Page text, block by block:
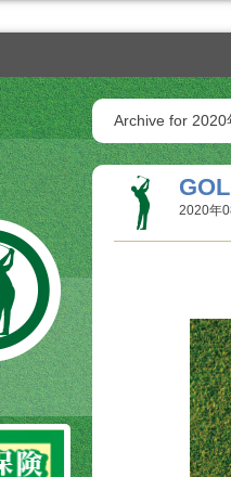
Archive for 2020
2020年